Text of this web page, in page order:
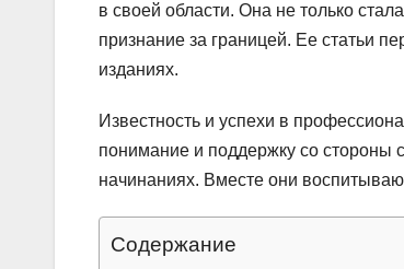
в своей области. Она не только
признание за границей. Ее статьи
изданиях.
Известность и успехи в
понимание и поддержку со стороны
начинаниях. Вместе они
Содержание